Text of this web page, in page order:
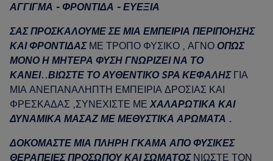
ΑΓΓΙΓΜΑ - ΦΡΟΝΤΙΔΑ - ΕΥΕΞΙΑ
ΣΑΣ ΠΡΟΣΚΑΛΟΥΜΕ ΣΕ ΜΙΑ ΕΜΠΕΙΡΙΑ ΠΕΡΙΠΟΗΣΗΣ
ΚΑΙ ΦΡΟΝΤΙΔΑΣ ΜΕ ΤΡΟΠΟ ΦΥΣΙΚΟ , ΑΓΝΟ ΟΠΩΣ
ΜΟΝΟ Η ΜΗΤΕΡΑ ΦΥΣΗ ΓΝΩΡΙΖΕΙ ΝΑ ΤΟ
ΚΑΝΕΙ..ΒΙΩΣΤΕ ΤΟ ΑΥΘΕΝΤΙΚΟ SPA ΚΕΦΑΛΗΣ ΓΙΑ
ΜΙΑ ΑΝΕΠΑΝΑΛΗΠΤΗ ΕΜΠΕΙΡΙΑ ΔΡΟΣΙΑΣ ΚΑΙ
ΦΡΕΣΚΑΔΑΣ ,ΣΥΝΕΧΙΣΤΕ ΜΕΧΑΛΑΡΩΤΙΚΑ ΚΑΙ
ΔΥΝΑΜΙΚΑ ΜΑΣΑΖ ΜΕ ΜΕΘΥΣΤΙΚΑ ΑΡΩΜΑΤΑ .
ΔΟΚΟΜΑΣΤΕ ΜΙΑ ΠΛΗΡΗ ΓΚΑΜΑ ΑΠΟ ΦΥΣΙΚΕΣ
ΘΕΡΑΠΕΙΕΣ ΠΡΟΣΩΠΟΥ ΚΑΙ ΣΩΜΑΤΟΣ ΝΙΩΣΤΕ ΤΟΝ